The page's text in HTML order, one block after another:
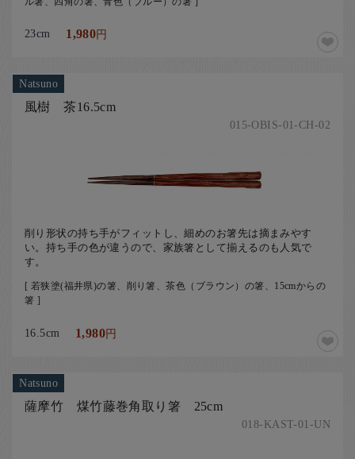
23cm 1,980円
Natsuno
風樹 茶16.5cm
015-OBIS-01-CH-02
削り形状の持ち手がフィットし、細めのお箸先は摘まみやす
い。持ち手の色が違うので、家族箸として揃えるのも人気で
す。
[ 若狭塗(福井県)の箸、削り箸、茶色（ブラウン）の箸、15cmからの
箸 ]
16.5cm 1,980円
Natsuno
薩摩竹 煤竹藤巻角取り箸 25cm
018-KAST-01-UN